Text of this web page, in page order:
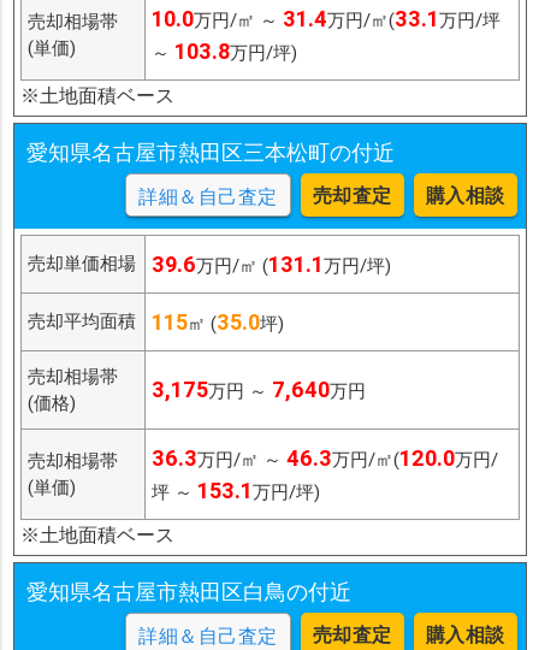
売却相場帯
(単価)
10.0万円/㎡ ～ 31.4万円/㎡(33.1万円/坪
～ 103.8万円/坪)
※土地面積ベース
愛知県名古屋市熱田区三本松町の付近
詳細＆自己査定 売却査定 購入相談
売却単価相場 39.6万円/㎡ (131.1万円/坪)
売却平均面積 115㎡ (35.0坪)
売却相場帯
(価格)
3,175万円 ～ 7,640万円
売却相場帯
(単価)
36.3万円/㎡ ～ 46.3万円/㎡(120.0万円/
坪 ～ 153.1万円/坪)
※土地面積ベース
愛知県名古屋市熱田区白鳥の付近
詳細＆自己査定 売却査定 購入相談